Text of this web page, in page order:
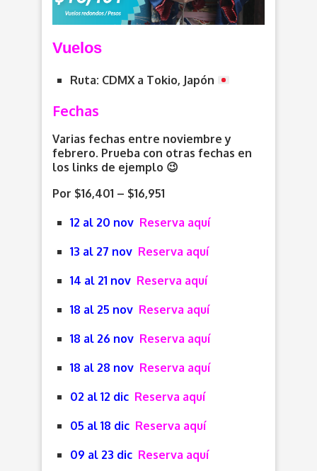
Vuelos
Ruta: CDMX a Tokio, Japón
Fechas
Varias fechas entre noviembre y
febrero. Prueba con otras fechas en
los links de ejemplo 😉
Por $16,401 – $16,951
12 al 20 nov Reserva aquí
13 al 27 nov Reserva aquí
14 al 21 nov Reserva aquí
18 al 25 nov Reserva aquí
18 al 26 nov Reserva aquí
18 al 28 nov Reserva aquí
02 al 12 dic Reserva aquí
05 al 18 dic Reserva aquí
09 al 23 dic Reserva aquí